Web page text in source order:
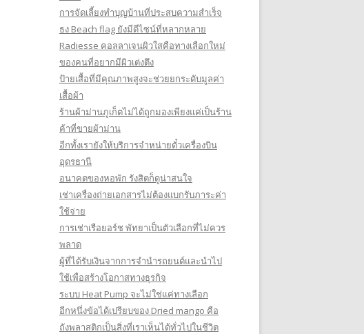
การจัดเลี้ยงทำบุญบ้านที่ประสบความสำเร็จ
ธง Beach flag ยังมีดีไซน์ที่หลากหลาย
Radiesse คอลลาเจนผิวใสคือทางเลือกใหม่
ของคนที่อยากมีผิวเต่งตึง
ป้ายเสื้อที่มีคุณภาพสูงจะช่วยยกระดับมูลค่า
เสื้อผ้า
ร้านผ้าม่านภูเก็ตไม่ได้ถูกมองเพียงแค่เป็นร้าน
ค้าที่ขายผ้าม่าน
อีกทั้งเรายังให้บริการจำหน่ายตั๋วเครื่องบิน
อุดรธานี
อนาคตของหอพัก รังสิตก็ดูน่าสนใจ
เช่าเครื่องถ่ายเอกสารไม่ต้องแบกรับภาระค่า
ใช้จ่าย
การเช่าเรือยอร์ช พัทยาเป็นตัวเลือกที่ไม่ควร
พลาด
ผู้ที่ได้รับเงินจากการจำนำรถยนต์และนำไป
ใช้เพื่อสร้างโอกาสทางธุรกิจ
ระบบ Heat Pump จะไม่ใช่แค่ทางเลือก
อีกหนึ่งข้อได้เปรียบของ Dried mango คือ
ถังพลาสติกเป็นสิ่งที่เราเห็นได้ทั่วไปในชีวิต